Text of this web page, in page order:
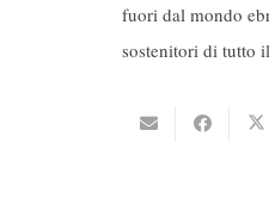
fuori dal mondo
sostenitori di tutto